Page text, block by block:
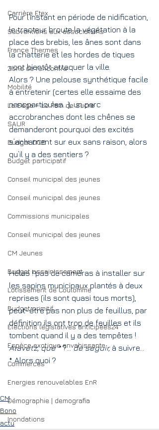
Carrière Etex
Subventions aux associations
France Thermes
Zone de rencontre
Mobilité
La Sèga = Le Pain de Sucre
SAUR
Budget DOB
Budget participatif
Conseil municipal des jeunes
Conseil municipal des jeunes
Commissions municipales
Conseil municipal des jeunes
CM Jeunes
Budget assainissement
Lotissement de Coulomme
Budget primitif
Elections législatives anticipées24
Espèce exotique envahissante
Commerces
Energies renouvelables EnR
Démographie | demografia
Inondations
Pour l’instant en période de nidification,
le tracteur broute la végétation à la
place des brebis, les ânes sont dans
la chatterie et les hordes de tiques
vont bientôt attaquer la ville.
Alors ? Une pelouse synthétique facile
à entretenir (certes elle essaime des
nanoparticules...), un parc
accrobranches dont les chênes se
demanderont pourquoi des excités
s’acharnent sur eux sans raison, alors
qu’il y a des sentiers ?
Hélas ! pas de caméras à installer sur
les sapins municipaux plantés à deux
reprises (ils sont quasi tous morts),
peut-être pas non plus de feuillus, par
définition ils ont trop de feuilles et ils
tombent quand il y a des tempêtes !
Alavetz, qué * ?... de seguir, à suivre...
* Alors quoi ?
CM
Bono
actu